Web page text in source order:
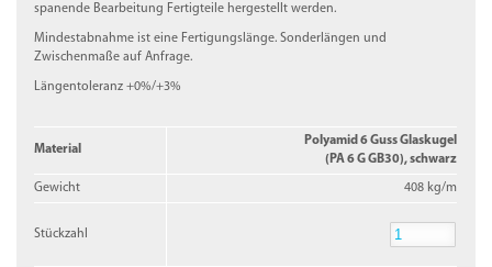
spanende Bearbeitung Fertigteile hergestellt werden.
Mindestabnahme ist eine Fertigungslänge. Sonderlängen und
Zwischenmaße auf Anfrage.
Längentoleranz +0%/+3%
Material
Polyamid 6 Guss Glaskugel
(PA 6 G GB30), schwarz
Gewicht 408 kg/m
Stückzahl